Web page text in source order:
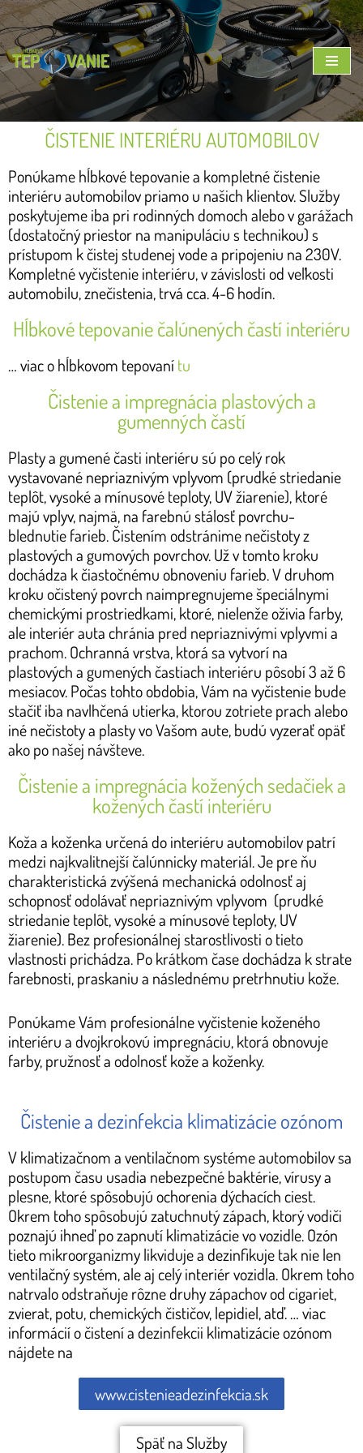
Preskočiť
na
obsah
ČISTENIE INTERIÉRU AUTOMOBILOV
Ponúkame hĺbkové tepovanie a kompletné čistenie
interiéru automobilov priamo u našich klientov. Služby
poskytujeme iba pri rodinných domoch alebo v garážach
(dostatočný priestor na manipuláciu s technikou) s
prístupom k čistej studenej vode a pripojeniu na 230V.
Kompletné vyčistenie interiéru, v závislosti od veľkosti
automobilu, znečistenia, trvá cca. 4-6 hodín.
Hĺbkové tepovanie čalúnených častí interiéru
… viac o hĺbkovom tepovanítu
Čistenie a impregnácia plastových a
gumenných častí
Plasty a gumené časti interiéru sú po celý rok
vystavované nepriaznivým vplyvom (prudké striedanie
teplôt, vysoké a mínusové teploty, UV žiarenie), ktoré
majú vplyv, najmä, na farebnú stálosť povrchu-
blednutie farieb. Čistením odstránime nečistoty z
plastových a gumových povrchov. Už v tomto kroku
dochádza k čiastočnému obnoveniu farieb. V druhom
kroku očistený povrch naimpregnujeme špeciálnymi
chemickými prostriedkami, ktoré, nielenže oživia farby,
ale interiér auta chránia pred nepriaznivými vplyvmi a
prachom. Ochranná vrstva, ktorá sa vytvorí na
plastových a gumených častiach interiéru pôsobí 3 až 6
mesiacov. Počas tohto obdobia, Vám na vyčistenie bude
stačiť iba navlhčená utierka, ktorou zotriete prach alebo
iné nečistoty a plasty vo Vašom aute, budú vyzerať opäť
ako po našej návšteve.
Čistenie a impregnácia kožených sedačiek a
kožených častí interiéru
Koža a koženka určená do interiéru automobilov patrí
medzi najkvalitnejší čalúnnicky materiál. Je pre ňu
charakteristická zvýšená mechanická odolnosť aj
schopnosť odolávať nepriaznivým vplyvom (prudké
striedanie teplôt, vysoké a mínusové teploty, UV
žiarenie). Bez profesionálnej starostlivosti o tieto
vlastnosti prichádza. Po krátkom čase dochádza k strate
farebnosti, praskaniu a následnému pretrhnutiu kože.
Ponúkame Vám profesionálne vyčistenie koženého
interiéru a dvojkrokovú impregnáciu, ktorá obnovuje
farby, pružnosť a odolnosť kože a koženky.
Čistenie a dezinfekcia klimatizácie ozónom
V klimatizačnom a ventilačnom systéme automobilov sa
postupom času usadia nebezpečné baktérie, vírusy a
plesne, ktoré spôsobujú ochorenia dýchacích ciest.
Okrem toho spôsobujú zatuchnutý zápach, ktorý vodiči
poznajú ihneď po zapnutí klimatizácie vo vozidle. Ozón
tieto mikroorganizmy likviduje a dezinfikuje tak nie len
ventilačný systém, ale aj celý interiér vozidla. Okrem toho
natrvalo odstraňuje rôzne druhy zápachov od cigariet,
zvierat, potu, chemických čističov, lepidiel, atď. … viac
informácií o čistení a dezinfekcii klimatizácie ozónom
nájdete na
www.cistenieadezinfekcia.sk
Späť na Služby